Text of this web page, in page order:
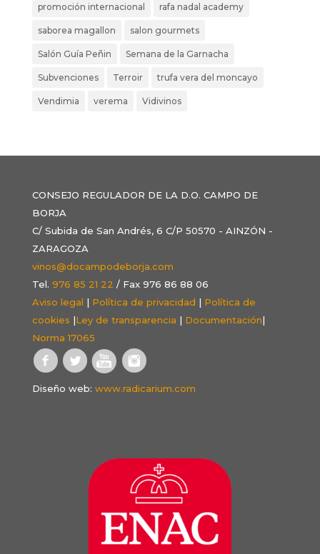
promoción internacional rafa nadal academy
saborea magallon salon gourmets
Salón Guía Peñin Semana de la Garnacha
Subvenciones Terroir trufa vera del moncayo
Vendimia verema Vidivinos
CONSEJO REGULADOR DE LA D.O. CAMPO DE
BORJA
C/ Subida de San Andrés, 6 C/P 50570 - AINZÓN -
ZARAGOZA
vinos@docampodeborja.com
Tel. 976 85 21 22 / Fax 976 86 88 06
Aviso legal | Política de privacidad | Política de
cookies |Ley de transparencia | Documentación|
Norma 17065
Diseño web: www.radicarium.com